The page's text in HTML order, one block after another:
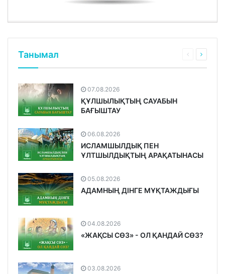
Танымал
07.08.2026
ҚҰЛШЫЛЫҚТЫҢ САУАБЫН
БАҒЫШТАУ
06.08.2026
ИСЛАМШЫЛДЫҚ ПЕН
ҰЛТШЫЛДЫҚТЫҢ АРАҚАТЫНАСЫ
05.08.2026
АДАМНЫҢ ДІНГЕ МҰҚТАЖДЫҒЫ
04.08.2026
«ЖАҚСЫ СӨЗ» - ОЛ ҚАНДАЙ СӨЗ?
03.08.2026